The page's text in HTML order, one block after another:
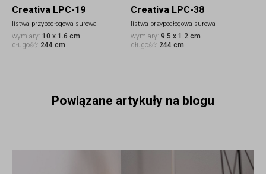
Creativa LPC-19
listwa przypodłogowa surowa
wymiary: 10 x 1.6 cm
długość: 244 cm
Creativa LPC-38
listwa przypodłogowa surowa
wymiary: 9.5 x 1.2 cm
długość: 244 cm
Powiązane artykuły na blogu